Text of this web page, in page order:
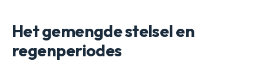
Het gemengde stelsel en
regenperiodes